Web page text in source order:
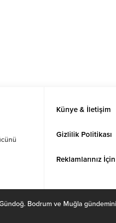
Künye & İletişim
Gizlilik Politikası
Reklamlarınız İçin
Bodrum ve Muğla gündemini